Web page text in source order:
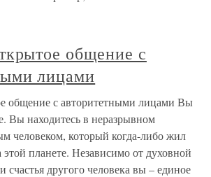
общение с
лицами
общение с авторитетными лицами Вы
Вы находитесь в неразрывном
человеком, который когда-либо жил
планете. Независимо от духовной
счастья другого человека вы – единое